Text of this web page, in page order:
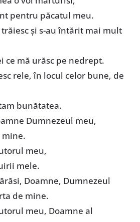
pentru păcatul meu.
și s-au întărit mai mult
ce mă urăsc pe nedrept.
rele, în locul celor bune, de
bunătatea.
Dumnezeul meu,
mine.
meu,
mele.
Doamne, Dumnezeul
de mine.
meu, Doamne al